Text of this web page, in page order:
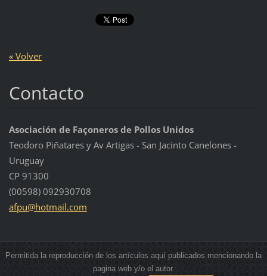
« Volver
Contacto
Asociación de Façoneros de Pollos Unidos
Teodoro Piñatares y Av Artigas - San Jacinto Canelones -
Uruguay
CP 91300
(00598) 092930708
afpu@hotmail.com
Permitida la reproducción de los artículos aquí publicados mencionando la
pagina web y/o el autor.